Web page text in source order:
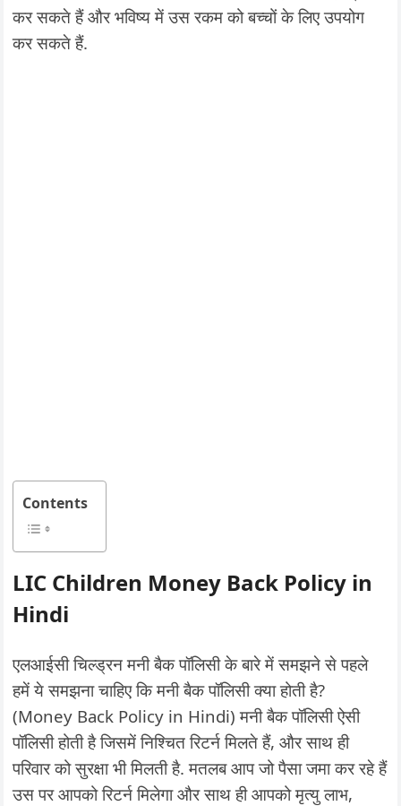
कर सकते हैं और भविष्य में उस रकम को बच्चों के लिए उपयोग
कर सकते हैं.
Contents
LIC Children Money Back Policy in
Hindi
एलआईसी चिल्ड्रन मनी बैक पॉलिसी के बारे में समझने से पहले
हमें ये समझना चाहिए कि मनी बैक पॉलिसी क्या होती है?
(Money Back Policy in Hindi) मनी बैक पॉलिसी ऐसी
पॉलिसी होती है जिसमें निश्चित रिटर्न मिलते हैं, और साथ ही
परिवार को सुरक्षा भी मिलती है. मतलब आप जो पैसा जमा कर रहे हैं
उस पर आपको रिटर्न मिलेगा और साथ ही आपको मृत्यु लाभ,